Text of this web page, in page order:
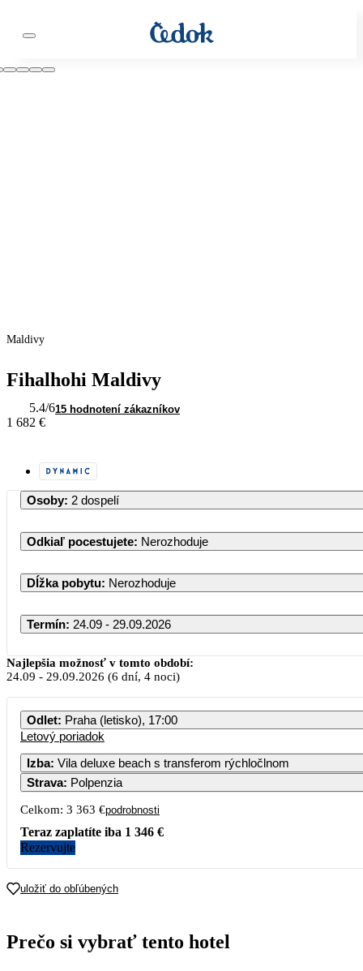
Maldivy
Fihalhohi Maldivy
5.4/615 hodnotení zákazníkov
1 682 €
Osoby: 2 dospelí
Odkiaľ pocestujete: Nerozhoduje
Dĺžka pobytu: Nerozhoduje
Termín: 24.09 - 29.09.2026
Najlepšia možnosť v tomto období:
24.09 - 29.09.2026 (6 dní, 4 noci)
Odlet: Praha (letisko), 17:00
Letový poriadok
Izba:
Vila deluxe beach s transferom rýchločlnom
Strava: Polpenzia
Celkom: 3 363 €podrobnosti
Teraz zaplatíte iba 1 346 €
Rezervujte
uložiť do obľúbených
Prečo si vybrať tento hotel